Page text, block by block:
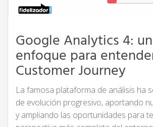
Google Analytics 4:
enfoque para
Customer Journey
La famosa plataforma de análisis ha
de evolución progresivo, aportando
y ampliando las oportunidades para